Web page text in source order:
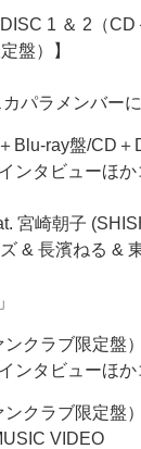
1 ＆ 2（
盤）】
パラメンバー
Blu-ray盤/CD＋
ンタビューほ
宮崎朝子
& 長濱ねる &
クラブ限定盤）
ンタビューほ
クラブ限定盤）
VIDEO